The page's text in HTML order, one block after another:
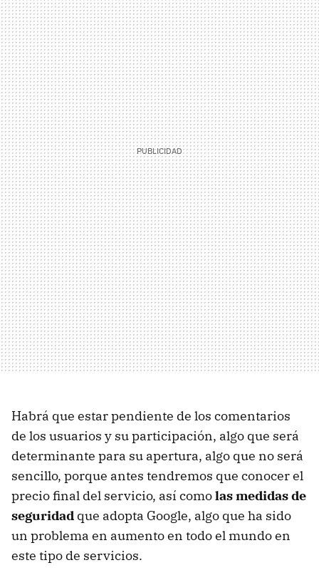
Habrá que estar pendiente de los comentarios
de los usuarios y su participación, algo que será
determinante para su apertura, algo que no será
sencillo, porque antes tendremos que conocer el
precio final del servicio, así comolas medidas de
seguridad que adopta Google, algo que ha sido
un problema en aumento en todo el mundo en
este tipo de servicios.